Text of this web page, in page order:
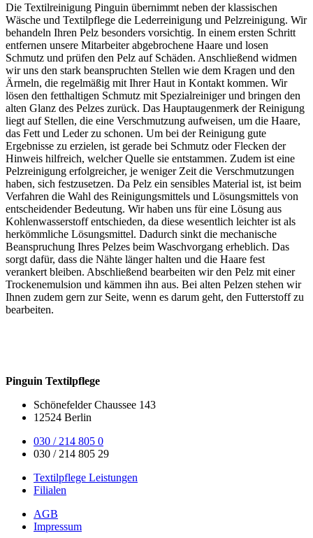
Die Textilreinigung Pinguin übernimmt neben der klassischen
Wäsche und Textilpflege die Lederreinigung und Pelzreinigung. Wir
behandeln Ihren Pelz besonders vorsichtig. In einem ersten Schritt
entfernen unsere Mitarbeiter abgebrochene Haare und losen
Schmutz und prüfen den Pelz auf Schäden. Anschließend widmen
wir uns den stark beanspruchten Stellen wie dem Kragen und den
Ärmeln, die regelmäßig mit Ihrer Haut in Kontakt kommen. Wir
lösen den fetthaltigen Schmutz mit Spezialreiniger und bringen den
alten Glanz des Pelzes zurück. Das Hauptaugenmerk der Reinigung
liegt auf Stellen, die eine Verschmutzung aufweisen, um die Haare,
das Fett und Leder zu schonen. Um bei der Reinigung gute
Ergebnisse zu erzielen, ist gerade bei Schmutz oder Flecken der
Hinweis hilfreich, welcher Quelle sie entstammen. Zudem ist eine
Pelzreinigung erfolgreicher, je weniger Zeit die Verschmutzungen
haben, sich festzusetzen. Da Pelz ein sensibles Material ist, ist beim
Verfahren die Wahl des Reinigungsmittels und Lösungsmittels von
entscheidender Bedeutung. Wir haben uns für eine Lösung aus
Kohlenwasserstoff entschieden, da diese wesentlich leichter ist als
herkömmliche Lösungsmittel. Dadurch sinkt die mechanische
Beanspruchung Ihres Pelzes beim Waschvorgang erheblich. Das
sorgt dafür, dass die Nähte länger halten und die Haare fest
verankert bleiben. Abschließend bearbeiten wir den Pelz mit einer
Trockenemulsion und kämmen ihn aus. Bei alten Pelzen stehen wir
Ihnen zudem gern zur Seite, wenn es darum geht, den Futterstoff zu
bearbeiten.
Pinguin Textilpflege
Schönefelder Chaussee 143
12524 Berlin
030 / 214 805 0
030 / 214 805 29
Textilpflege Leistungen
Filialen
AGB
Impressum